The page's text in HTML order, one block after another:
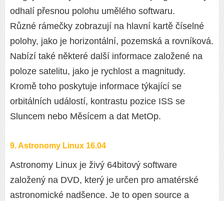
odhalí přesnou polohu umělého softwaru.
Různé rámečky zobrazují na hlavní kartě číselné
polohy, jako je horizontální, pozemská a rovníková.
Nabízí také některé další informace založené na
poloze satelitu, jako je rychlost a magnitudy.
Kromě toho poskytuje informace týkající se
orbitálních událostí, kontrastu pozice ISS se
Sluncem nebo Měsícem a dat MetOp.
9. Astronomy Linux 16.04
Astronomy Linux je živý 64bitový software
založený na DVD, který je určen pro amatérské
astronomické nadšence. Je to open source a